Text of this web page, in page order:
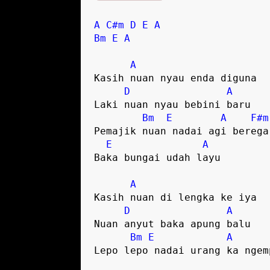
A C#m D E A
Bm
E A
A
Kasih nuan nyau enda diguna
D
A
Laki nuan nyau bebini baru
Bm
E A
F#m
Pemajik nuan nadai agi berega
E
A
Baka bungai udah layu
A
Kasih nuan di lengka ke iya
D
A
Nuan anyut baka apung balu
Bm
E
A
Lepo lepo nadai urang ka